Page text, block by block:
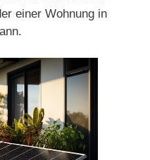
einer Wohnung in